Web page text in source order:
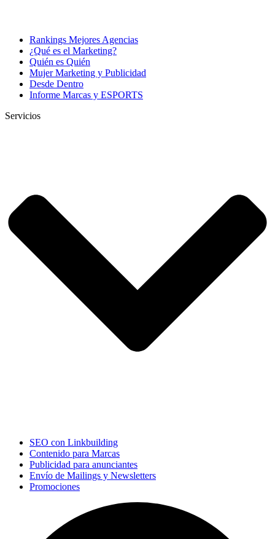
Rankings Mejores Agencias
¿Qué es el Marketing?
Quién es Quién
Mujer Marketing y Publicidad
Desde Dentro
Informe Marcas y ESPORTS
Servicios
SEO con Linkbuilding
Contenido para Marcas
Publicidad para anunciantes
Envío de Mailings y Newsletters
Promociones